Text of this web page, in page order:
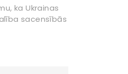
ka Ukrainas
sacensībās